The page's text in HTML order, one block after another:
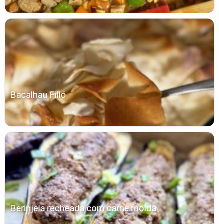
Bacalhau Filló
Berinjela recheada com carne moída